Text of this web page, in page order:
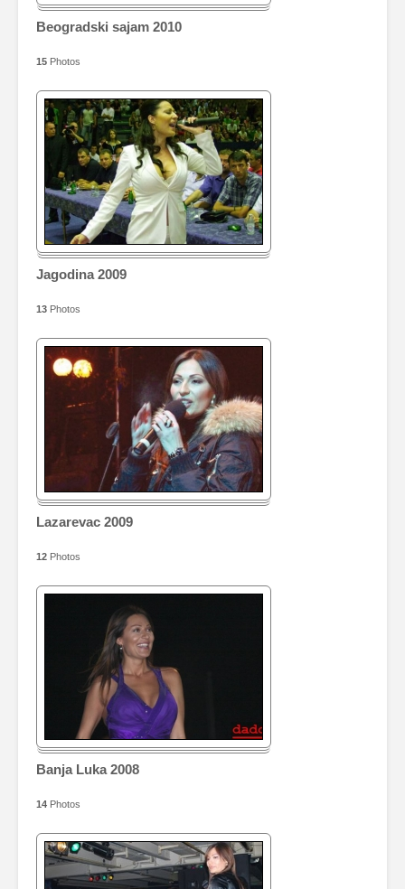
Beogradski sajam 2010
15 Photos
Jagodina 2009
13 Photos
Lazarevac 2009
12 Photos
Banja Luka 2008
14 Photos